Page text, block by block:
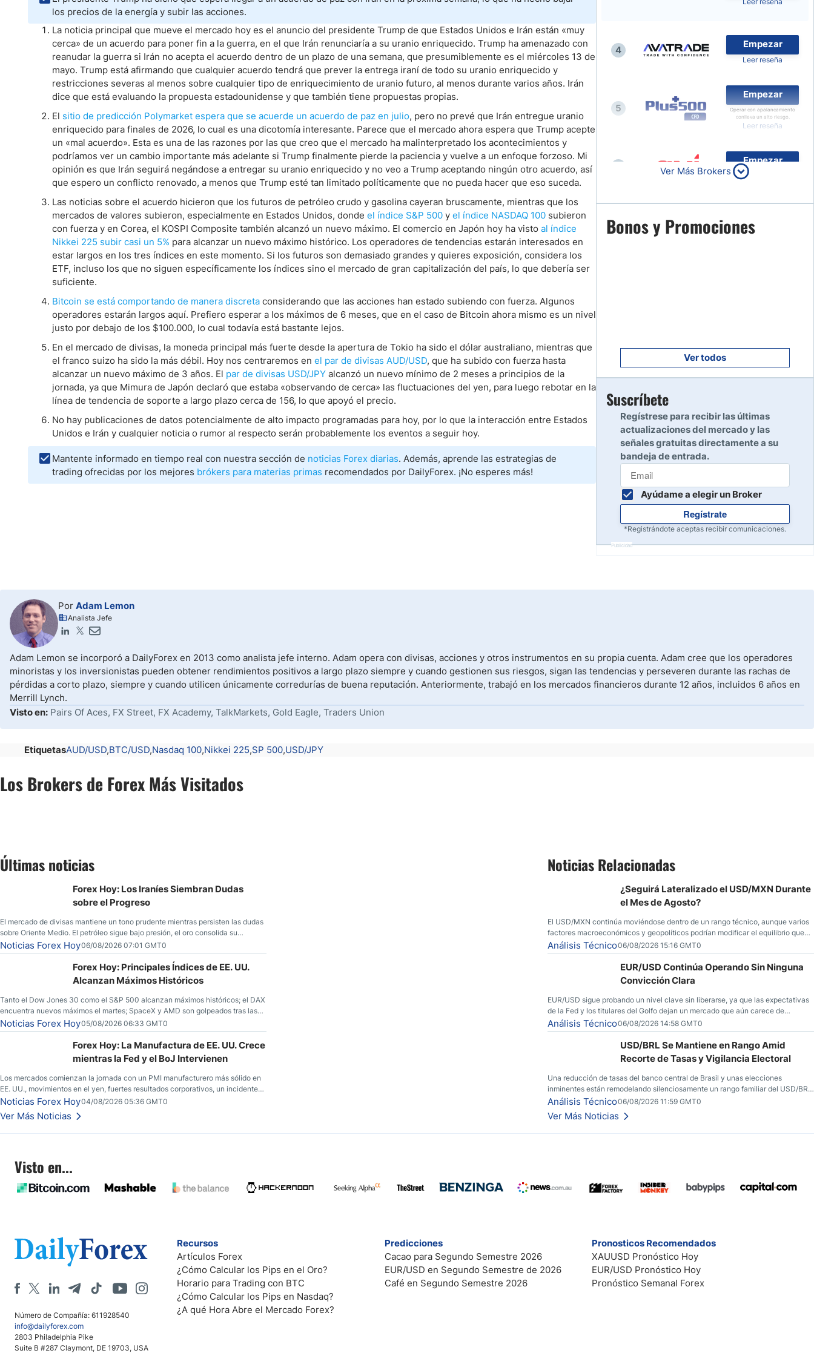
Paraguay
Peru
Panama
Latinoamérica
Bolivia
Nicaragua
Estados Unidos
Nasdaq 100
Todos los índices
Acciones
Nvidia (NVDA)
Mercado Libre (MELI)
los precios de la energía y subir las acciones.
La noticia principal que mueve el mercado hoy es el anuncio del presidente Trump de que Estados Unidos e Irán están «muy
cerca» de un acuerdo para poner fin a la guerra, en el que Irán renunciaría a su uranio enriquecido. Trump ha amenazado con
reanudar la guerra si Irán no acepta el acuerdo dentro de un plazo de una semana, que presumiblemente es el miércoles 13 de
mayo. Trump está afirmando que cualquier acuerdo tendrá que prever la entrega iraní de todo su uranio enriquecido y
restricciones severas al menos sobre cualquier tipo de enriquecimiento de uranio futuro, al menos durante varios años. Irán
dice que está evaluando la propuesta estadounidense y que también tiene propuestas propias.
El sitio de predicción Polymarket espera que se acuerde un acuerdo de paz en julio, pero no prevé que Irán entregue uranio
enriquecido para finales de 2026, lo cual es una dicotomía interesante. Parece que el mercado ahora espera que Trump acepte
un «mal acuerdo». Esta es una de las razones por las que creo que el mercado ha malinterpretado los acontecimientos y
podríamos ver un cambio importante más adelante si Trump finalmente pierde la paciencia y vuelve a un enfoque forzoso. Mi
opinión es que Irán seguirá negándose a entregar su uranio enriquecido y no veo a Trump aceptando ningún otro acuerdo, así
que espero un conflicto renovado, a menos que Trump esté tan limitado políticamente que no pueda hacer que eso suceda.
Las noticias sobre el acuerdo hicieron que los futuros de petróleo crudo y gasolina cayeran bruscamente, mientras que los
mercados de valores subieron, especialmente en Estados Unidos, donde el índice S&P 500y el índice NASDAQ 100subieron
con fuerza y en Corea, el KOSPI Composite también alcanzó un nuevo máximo. El comercio en Japón hoy ha visto al índice
Nikkei 225 subir casi un 5% para alcanzar un nuevo máximo histórico. Los operadores de tendencias estarán interesados en
estar largos en los tres índices en este momento. Si los futuros son demasiado grandes y quieres exposición, considera los
ETF, incluso los que no siguen específicamente los índices sino el mercado de gran capitalización del país, lo que debería ser
suficiente.
Bitcoin se está comportando de manera discretaconsiderando que las acciones han estado subiendo con fuerza. Algunos
operadores estarán largos aquí. Prefiero esperar a los máximos de 6 meses, que en el caso de Bitcoin ahora mismo es un nivel
justo por debajo de los $100.000, lo cual todavía está bastante lejos.
En el mercado de divisas, la moneda principal más fuerte desde la apertura de Tokio ha sido el dólar australiano, mientras que
el franco suizo ha sido la más débil. Hoy nos centraremos en el par de divisas AUD/USD, que ha subido con fuerza hasta
alcanzar un nuevo máximo de 3 años. El par de divisas USD/JPYalcanzó un nuevo mínimo de 2 meses a principios de la
jornada, ya que Mimura de Japón declaró que estaba «observando de cerca» las fluctuaciones del yen, para luego rebotar en la
línea de tendencia de soporte a largo plazo cerca de 156, lo que apoyó el precio.
No hay publicaciones de datos potencialmente de alto impacto programadas para hoy, por lo que la interacción entre Estados
Unidos e Irán y cualquier noticia o rumor al respecto serán probablemente los eventos a seguir hoy.
Mantente informado en tiempo real con nuestra sección de noticias Forex diarias. Además, aprende las estrategias de
trading ofrecidas por los mejores brókers para materias primas recomendados por DailyForex. ¡No esperes más!
4
Empezar
Leer reseña
5
Empezar
Operar con apalancamiento
conlleva un alto riesgo.
Leer reseña
Empezar
Leer reseña
7
Leer reseña
Leer reseña
10
Ver Más Brokers
Bonos y Promociones
Ver todos
Suscríbete
Regístrese para recibir las últimas
actualizaciones del mercado y las
señales gratuitas directamente a su
bandeja de entrada.
Ayúdame a elegir un Broker
Regístrate
*Registrándote aceptas recibir comunicaciones.
Publicidad
Por Adam Lemon
Analista Jefe
Adam Lemon se incorporó a DailyForex en 2013 como analista jefe interno. Adam opera con divisas, acciones y otros instrumentos en su propia cuenta. Adam cree que los operadores
minoristas y los inversionistas pueden obtener rendimientos positivos a largo plazo siempre y cuando gestionen sus riesgos, sigan las tendencias y perseveren durante las rachas de
pérdidas a corto plazo, siempre y cuando utilicen únicamente corredurías de buena reputación. Anteriormente, trabajó en los mercados financieros durante 12 años, incluidos 6 años en
Merrill Lynch.
Visto en: Pairs Of Aces, FX Street, FX Academy, TalkMarkets, Gold Eagle, Traders Union
EtiquetasAUD/USD BTC/USD Nasdaq 100 Nikkei 225 SP 500 USD/JPY
Los Brokers de Forex Más Visitados
Últimas noticias
Forex Hoy: Los Iraníes Siembran Dudas
sobre el Progreso
El mercado de divisas mantiene un tono prudente mientras persisten las dudas
sobre Oriente Medio. El petróleo sigue bajo presión, el oro consolida su
fortaleza y los operadores esperan nuevas referencias económicas desde
Estados Unidos.
Noticias Forex Hoy06/08/2026 07:01 GMT0
Forex Hoy: Principales Índices de EE. UU.
Alcanzan Máximos Históricos
Tanto el Dow Jones 30 como el S&P 500 alcanzan máximos históricos; el DAX
encuentra nuevos máximos el martes; SpaceX y AMD son golpeados tras las
llamadas de ganancias; el petróleo crudo cae por debajo de los $80 con
nuevas esperanzas; el dólar estadounidense continúa intentando estabilizarse
frente al yen; el peso mexicano ve un repunte a medida que las tasas caen en
Noticias Forex Hoy05/08/2026 06:33 GMT0
Forex Hoy: La Manufactura de EE. UU. Crece
mientras la Fed y el BoJ Intervienen
Los mercados comienzan la jornada con un PMI manufacturero más sólido en
EE. UU., movimientos en el yen, fuertes resultados corporativos, un incidente
de seguridad en Bitcoin y nuevas señales desde el mercado del petróleo.
Noticias Forex Hoy04/08/2026 05:36 GMT0
Ver Más Noticias
Noticias Relacionadas
¿Seguirá Lateralizado el USD/MXN Durante
el Mes de Agosto?
El USD/MXN continúa moviéndose dentro de un rango técnico, aunque varios
factores macroeconómicos y geopolíticos podrían modificar el equilibrio que
ha dominado al mercado en las últimas semanas.
Análisis Técnico06/08/2026 15:16 GMT0
EUR/USD Continúa Operando Sin Ninguna
Convicción Clara
EUR/USD sigue probando un nivel clave sin liberarse, ya que las expectativas
de la Fed y los titulares del Golfo dejan un mercado que aún carece de
convicción real.
Análisis Técnico06/08/2026 14:58 GMT0
USD/BRL Se Mantiene en Rango Amid
Recorte de Tasas y Vigilancia Electoral
Una reducción de tasas del banco central de Brasil y unas elecciones
inminentes están remodelando silenciosamente un rango familiar del USD/BRL.
Una reducción de tasas por parte del banco central de Brasil y unas elecciones
inminentes están remodelando silenciosamente un rango familiar del USD/BRL.
Esto es lo que los traders están observando a continuación.
Análisis Técnico06/08/2026 11:59 GMT0
Ver Más Noticias
Visto en...
Número de Compañía: 611928540
info@dailyforex.com
2803 Philadelphia Pike
Suite B #287 Claymont, DE 19703, USA
Recursos
Artículos Forex
¿Cómo Calcular los Pips en el Oro?
Horario para Trading con BTC
¿Cómo Calcular los Pips en Nasdaq?
¿A qué Hora Abre el Mercado Forex?
Predicciones
Cacao para Segundo Semestre 2026
EUR/USD en Segundo Semestre de 2026
Café en Segundo Semestre 2026
Pronosticos Recomendados
XAUUSD Pronóstico Hoy
EUR/USD Pronóstico Hoy
Pronóstico Semanal Forex